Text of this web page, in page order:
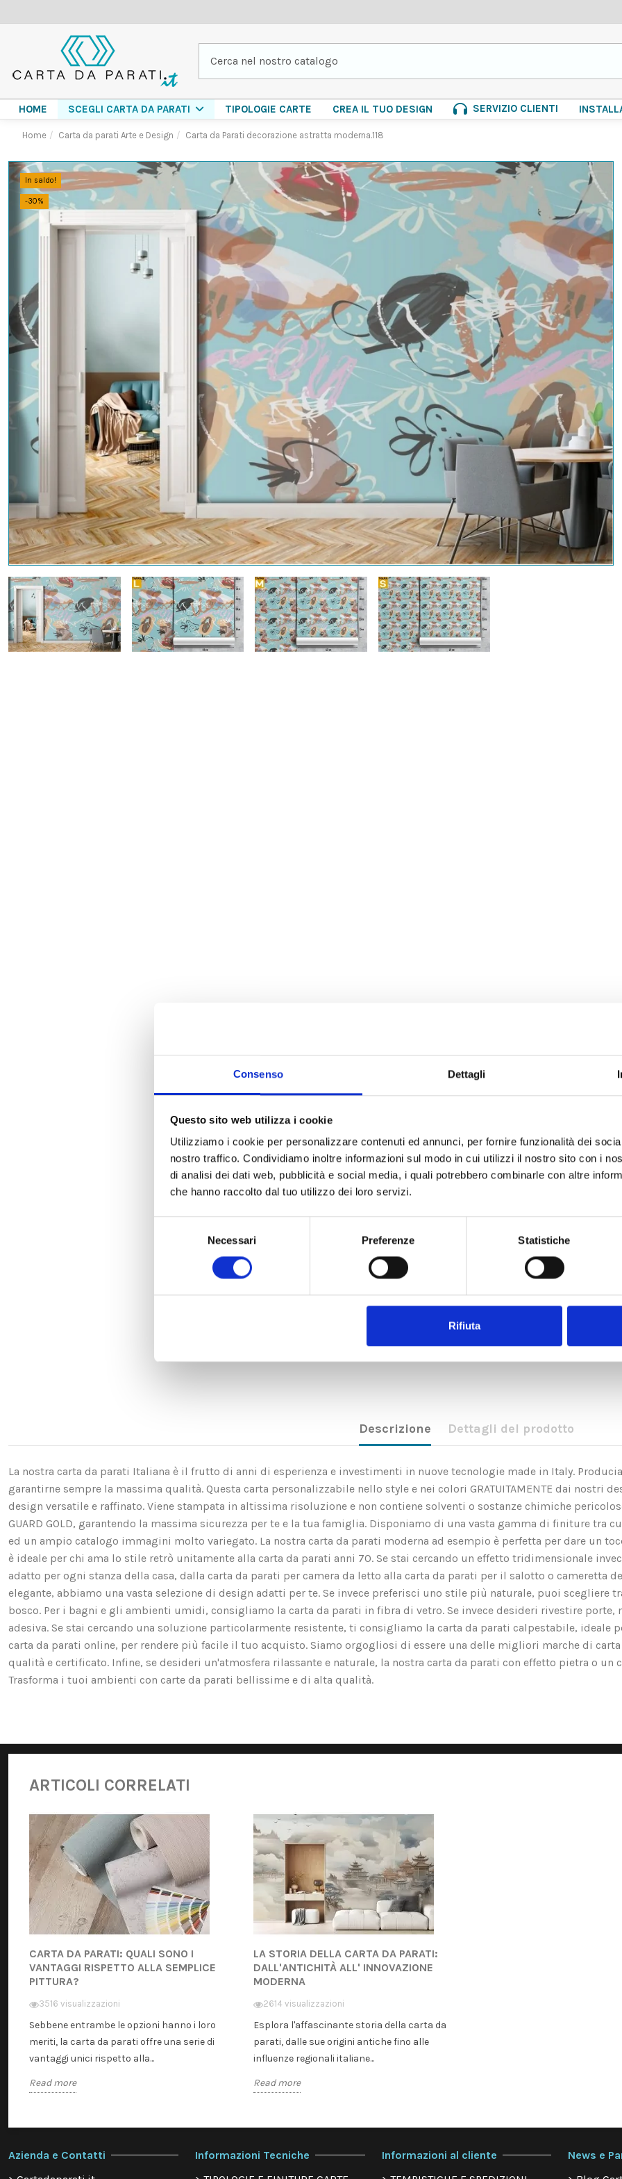
Consenso Dettagli
Questo sito web utilizza i cookie
Utilizziamo i cookie per personalizzare contenuti ed annunci, per fornire funzionalità dei
nostro traffico. Condividiamo inoltre informazioni sul modo in cui utilizzi il nostro sito con i
di analisi dei dati web, pubblicità e social media, i quali potrebbero combinarle con altre
che hanno raccolto dal tuo utilizzo dei loro servizi.
Necessari Preferenze Statistiche
Rifiuta
HOME SCEGLI CARTA DA PARATI TIPOLOGIE CARTE CREA IL TUO DESIGN SERVIZIO CLIENTI
Home Carta da parati Arte e Design Carta da Parati decorazione astratta moderna.118
In saldo!
-30%
Descrizione Dettagli del prodotto
La nostra carta da parati Italiana è il frutto di anni di esperienza e investimenti in nuove tecnologie made in Italy.
garantirne sempre la massima qualità. Questa carta personalizzabile nello style e nei colori GRATUITAMENTE dai nostri
design versatile e raffinato. Viene stampata in altissima risoluzione e non contiene solventi o sostanze chimiche
GUARD GOLD, garantendo la massima sicurezza per te e la tua famiglia. Disponiamo di una vasta gamma di finiture tra cui
ed un ampio catalogo immagini molto variegato. La nostra carta da parati moderna ad esempio è perfetta per dare un
è ideale per chi ama lo stile retrò unitamente alla carta da parati anni 70. Se stai cercando un effetto tridimensionale
adatto per ogni stanza della casa, dalla carta da parati per camera da letto alla carta da parati per il salotto o cameretta
elegante, abbiamo una vasta selezione di design adatti per te. Se invece preferisci uno stile più naturale, puoi scegliere
bosco. Per i bagni e gli ambienti umidi, consigliamo la carta da parati in fibra di vetro. Se invece desideri rivestire
adesiva. Se stai cercando una soluzione particolarmente resistente, ti consigliamo la carta da parati calpestabile,
carta da parati online, per rendere più facile il tuo acquisto. Siamo orgogliosi di essere una delle migliori marche di
qualità e certificato. Infine, se desideri un'atmosfera rilassante e naturale, la nostra carta da parati con effetto pietra o
Trasforma i tuoi ambienti con carte da parati bellissime e di alta qualità.
ARTICOLI CORRELATI
CARTA DA PARATI: QUALI SONO I
VANTAGGI RISPETTO ALLA SEMPLICE
PITTURA?
3516 visualizzazioni
Sebbene entrambe le opzioni hanno i loro
meriti, la carta da parati offre una serie di
vantaggi unici rispetto alla...
Read more
LA STORIA DELLA CARTA DA PARATI:
DALL'ANTICHITÀ ALL' INNOVAZIONE
MODERNA
2614 visualizzazioni
Esplora l'affascinante storia della carta da
parati, dalle sue origini antiche fino alle
influenze regionali italiane...
Read more
Azienda e Contatti
Informazioni Tecniche
Informazioni al cliente
News e